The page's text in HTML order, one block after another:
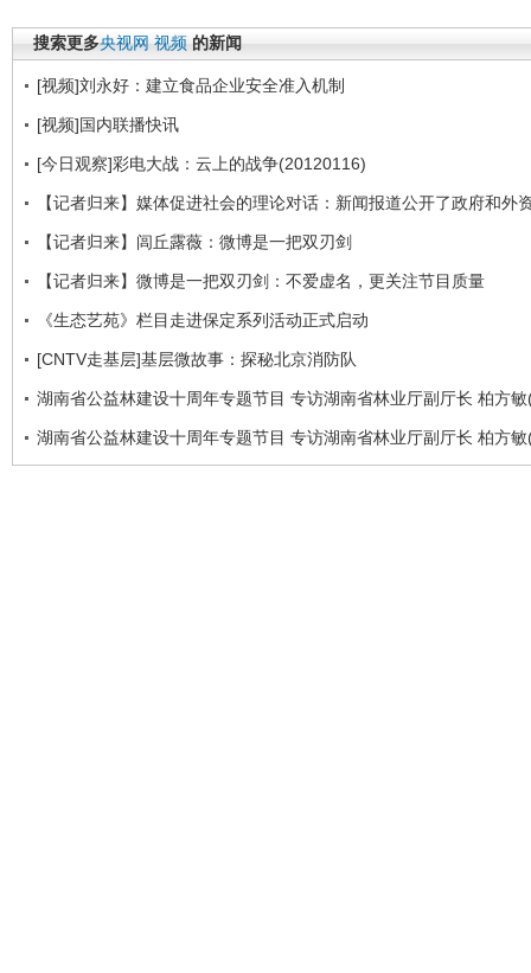
搜索更多央视网 视频 的新闻
[视频]刘永好：建立食品企业安全准入机制
[视频]国内联播快讯
[今日观察]彩电大战：云上的战争(20120116)
【记者归来】媒体促进社会的理论对话：新闻报道公开了政府和外
【记者归来】闾丘露薇：微博是一把双刃剑
【记者归来】微博是一把双刃剑：不爱虚名，更关注节目质量
《生态艺苑》栏目走进保定系列活动正式启动
[CNTV走基层]基层微故事：探秘北京消防队
湖南省公益林建设十周年专题节目 专访湖南省林业厅副厅长 柏方
湖南省公益林建设十周年专题节目 专访湖南省林业厅副厅长 柏方